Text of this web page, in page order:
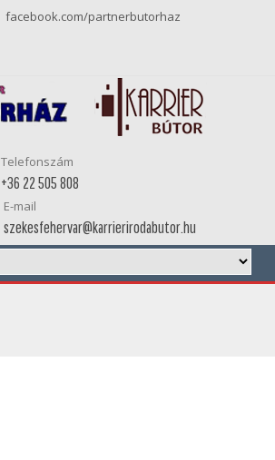
facebook.com/partnerbutorhaz
Telefonszám
+36 22 505 808
E-mail
szekesfehervar@karrierirodabutor.hu